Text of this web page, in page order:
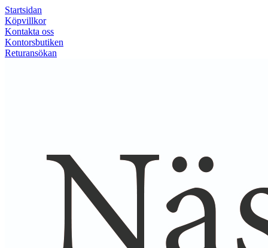
Startsidan
Köpvillkor
Kontakta oss
Kontorsbutiken
Returansökan